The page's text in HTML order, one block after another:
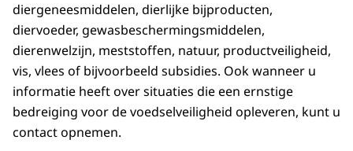
diergeneesmiddelen, dierlijke bijproducten,
diervoeder, gewasbeschermingsmiddelen,
dierenwelzijn, meststoffen, natuur, productveiligheid,
vis, vlees of bijvoorbeeld subsidies. Ook wanneer u
informatie heeft over situaties die een ernstige
bedreiging voor de voedselveiligheid opleveren, kunt u
contact opnemen.